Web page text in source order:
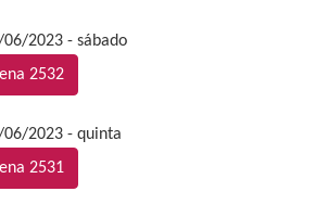
2023 - sábado
2532
2023 - quinta
2531